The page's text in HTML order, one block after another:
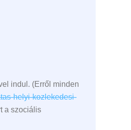
indul. (Erről minden
helyi-kozlekedesi-
a szociális